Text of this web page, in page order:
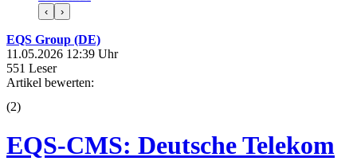
‹ ›
EQS Group (DE)
11.05.2026 12:39 Uhr
551 Leser
Artikel bewerten:
(2)
EQS-CMS: Deutsche Telekom